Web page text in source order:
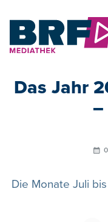
Das Jahr
–
Die Monate Juli